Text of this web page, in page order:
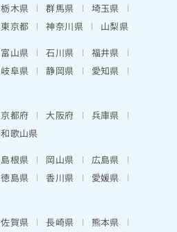
栃木県 群馬県
埼玉県
東京都 神奈川県
山梨県
富山県 石川県
福井県
岐阜県 静岡県
愛知県
京都府 大阪府
兵庫県
和歌山県
島根県 岡山県
広島県
徳島県 香川県
愛媛県
佐賀県 長崎県
熊本県